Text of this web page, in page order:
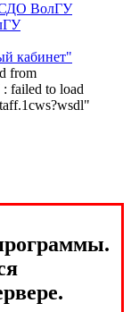
кабинет"
from
failed to load